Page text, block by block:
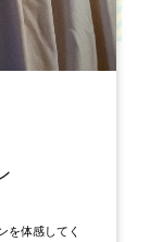
歳以上の青少
・クートラス
ービスとの共
青少年の才能
の発展に貢献し
を体感してく